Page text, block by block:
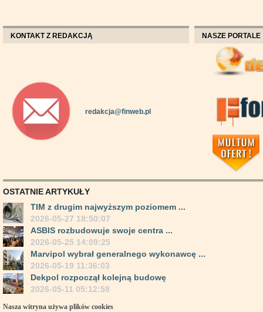
KONTAKT Z REDAKCJĄ
redakcja@finweb.pl
NASZE PORTALE
OSTATNIE ARTYKUŁY
TIM z drugim najwyższym poziomem ...
2026-05-27 18:50:07
ASBIS rozbudowuje swoje centra ...
2026-05-25 14:09:25
Marvipol wybrał generalnego wykonawcę ...
2026-05-19 11:36:03
Dekpol rozpoczął kolejną budowę
2026-05-11 05:12:58
Nasza witryna używa plików cookies